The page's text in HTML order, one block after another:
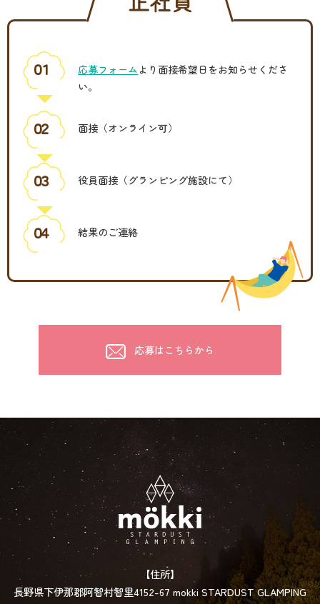
０１ 応募フォーム より面接希望日をお知らせくださ
い。
０２ 面接（オンライン可）
０３ 役員面接（グランピング施設にて）
０４ 結果のご連絡
応募はこちらから
【住所】
長野県下伊那郡阿智村智里4152-67 mokki STARDUST GLAMPING